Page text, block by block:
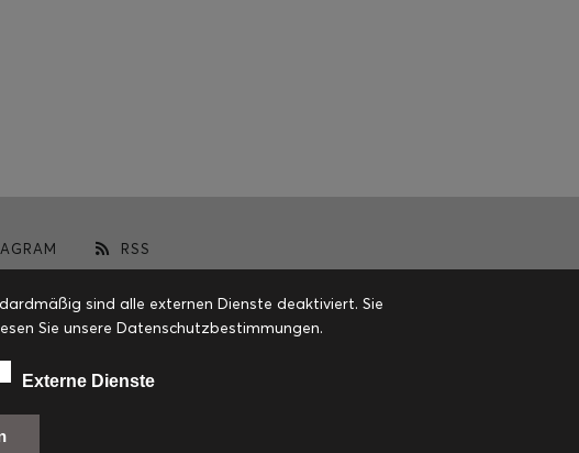
RSS
sind alle externen Dienste deaktiviert. Sie
Sie unsere Datenschutzbestimmungen.
Externe Dienste